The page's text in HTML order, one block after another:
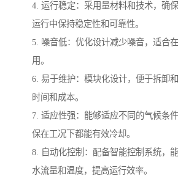
4. 运行稳定：采用量材料和技术，确
运行中保持稳定性和可靠性。
5. 噪音低：优化设计减少噪音，适合
用。
6. 易于维护：模块化设计，便于拆卸
时间和成本。
7. 适应性强：能够适应不同的气候条
保在工况下都能有效冷却。
8. 自动化控制：配备智能控制系统，
水流量和温度，提高运行效率。